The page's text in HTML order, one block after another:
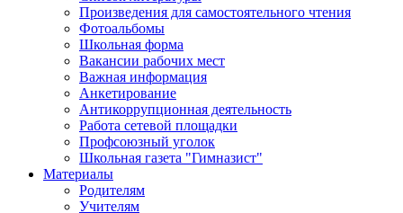
Произведения для самостоятельного чтения
Фотоальбомы
Школьная форма
Вакансии рабочих мест
Важная информация
Анкетирование
Антикоррупционная деятельность
Работа сетевой площадки
Профсоюзный уголок
Школьная газета "Гимназист"
Материалы
Родителям
Учителям